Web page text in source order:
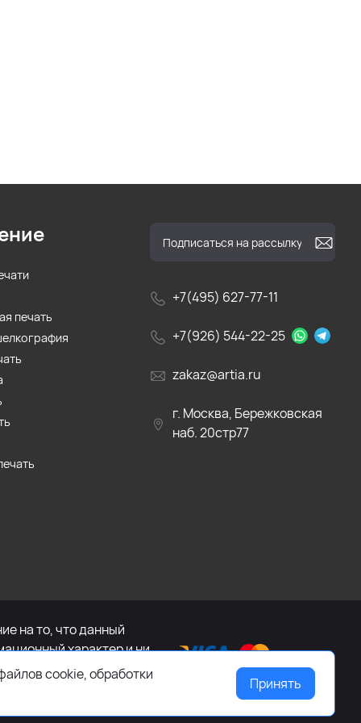
+7(495) 627-77-11
+7(926) 544-22-25
zakaz@artia.ru
г. Москва, Бережковская
наб. 20стр77
печать
на то, что данный
характер и ни
Российской Федерации.
к менеджеру
cookie, обработки
Принять